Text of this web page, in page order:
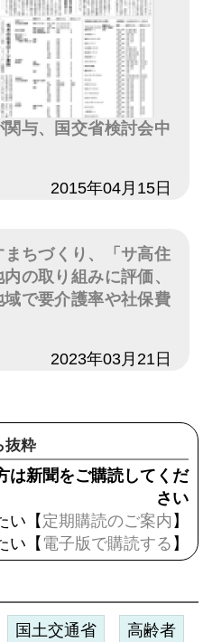
与、国交省検討会中
2015年04月15日
ちづくり、「サ高住
の取り組みに評価、
で要介護率や社保費
2023年03月21日
抜粋
は新聞をご購読してくだ
さい
い【 定期購読のご案内 】
い【 電子版で購読する 】
国土交通省 高齢者